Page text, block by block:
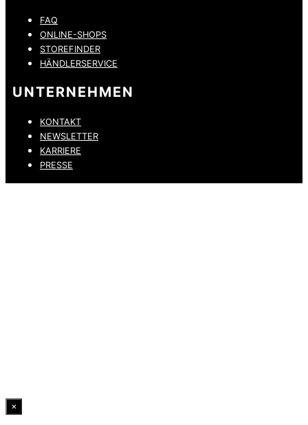
FAQ
ONLINE-SHOPS
STOREFINDER
HÄNDLERSERVICE
UNTERNEHMEN
KONTAKT
NEWSLETTER
KARRIERE
PRESSE
×